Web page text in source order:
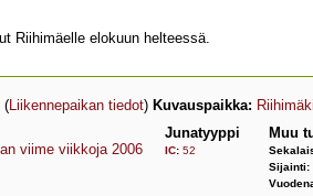
Riihimäelle elokuun helteessä.
(Liikennepaikan tiedot) Kuvauspaikka:
viime viikkoja 2006
Junatyyppi
IC: 52
Muu
Sijainti: